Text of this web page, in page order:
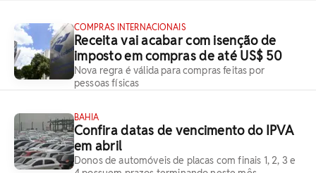
COMPRAS INTERNACIONAIS
Receita vai acabar com isenção de
imposto em compras de até US$ 50
Nova regra é válida para compras feitas por
pessoas físicas
BAHIA
Confira datas de vencimento do IPVA
em abril
Donos de automóveis de placas com finais 1, 2, 3 e